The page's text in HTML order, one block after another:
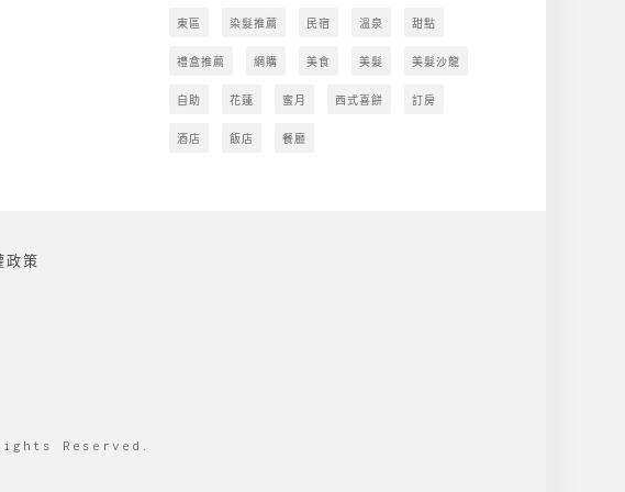
東區 染髮推薦 民宿 溫泉 甜點
禮盒推薦 網購 美食 美髮 美髮沙龍
自助 花蓮 蜜月 西式喜餅 訂房
酒店 飯店 餐廳
政策
Reserved.